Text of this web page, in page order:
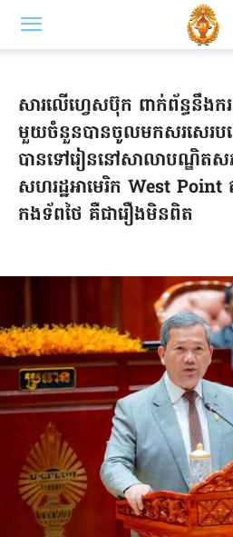
សារលើហ្វេសប៊ុក ពាក់ព័ន្ធនឹងក
មួយចំនួនបានចូលមកសរសេរបញ្
បានទៅរៀននៅសាលាបណ្ឌិតស
សហរដ្ឋអាមេរិក West Point
កងទ័ពថៃ គឺជារឿងមិនពិត